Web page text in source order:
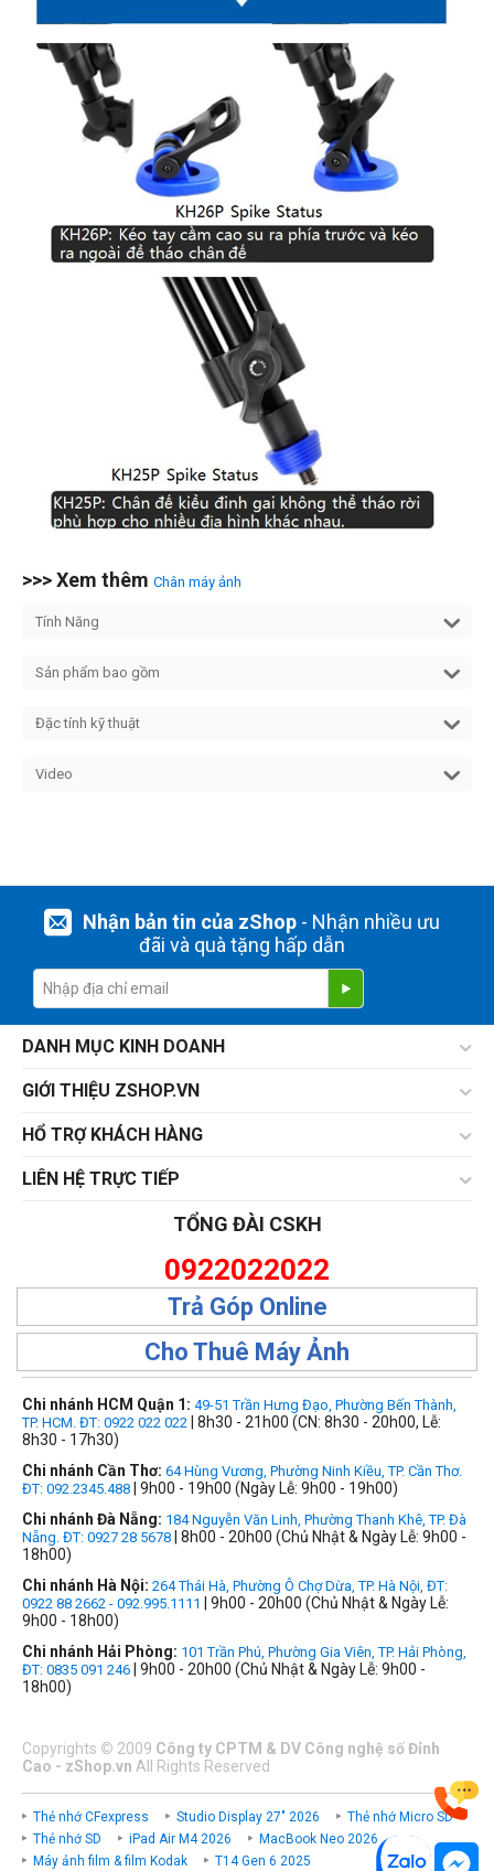
>>> Xem thêm Chân máy ảnh
Tính Năng
Sản phẩm bao gồm
Đặc tính kỹ thuật
Video
Nhận bản tin của zShop- Nhận nhiều ưu
đãi và quà tặng hấp dẫn
DANH MỤC KINH DOANH
GIỚI THIỆU ZSHOP.VN
HỔ TRỢ KHÁCH HÀNG
LIÊN HỆ TRỰC TIẾP
TỔNG ĐÀI CSKH
0922022022
Trả Góp Online
Cho Thuê Máy Ảnh
Chi nhánh HCM Quận 1: 49-51 Trần Hưng Đạo, Phường Bến Thành,
TP. HCM. ĐT: 0922 022 022 | 8h30 - 21h00 (CN: 8h30 - 20h00, Lễ:
8h30 - 17h30)
Chi nhánh Cần Thơ: 64 Hùng Vương, Phường Ninh Kiều, TP. Cần Thơ.
ĐT: 092.2345.488 | 9h00 - 19h00 (Ngày Lễ: 9h00 - 19h00)
Chi nhánh Đà Nẵng: 184 Nguyễn Văn Linh, Phường Thanh Khê, TP. Đà
Nẵng. ĐT: 0927 28 5678 | 8h00 - 20h00 (Chủ Nhật & Ngày Lễ: 9h00 -
18h00)
Chi nhánh Hà Nội: 264 Thái Hà, Phường Ô Chợ Dừa, TP. Hà Nội, ĐT:
0922 88 2662 - 092.995.1111
| 9h00 - 20h00 (Chủ Nhật & Ngày Lễ:
9h00 - 18h00)
Chi nhánh Hải Phòng: 101 Trần Phú, Phường Gia Viên, TP. Hải Phòng,
ĐT: 0835 091 246 | 9h00 - 20h00 (Chủ Nhật & Ngày Lễ: 9h00 -
18h00)
Copyrights © 2009 Công ty CPTM & DV Công nghệ số Đỉnh
Cao - zShop.vn All Rights Reserved
Thẻ nhớ CFexpress Studio Display 27" 2026
Thẻ nhớ Micro SD
Thẻ nhớ SD
iPad Air M4 2026
MacBook Neo 2026
Máy ảnh film & film Kodak
T14 Gen 6 2025